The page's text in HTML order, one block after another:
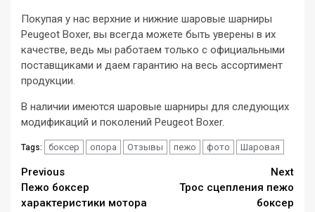
Покупая у нас верхние и нижние шаровые шарниры
Peugeot Boxer, вы всегда можете быть уверены в их
качестве, ведь мы работаем только с официальными
поставщиками и даем гарантию на весь ассортимент
продукции.
В наличии имеются шаровые шарниры для следующих
модификаций и поколений Peugeot Boxer.
Tags: боксер опора Отзывы пежо фото Шаровая
Continue
Reading
Previous
Пежо боксер
характеристики мотора
Next
Трос сцепления пежо
боксер